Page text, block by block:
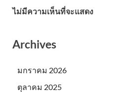
ไม่มีความเห็นที่จะแสดง
Archives
มกราคม 2026
ตุลาคม 2025